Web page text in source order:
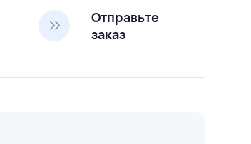
Отправьте
заказ